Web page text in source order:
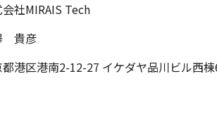
社MIRAIS Tech
貴彦
都港区港南2-12-27 イケダヤ品川ビル西